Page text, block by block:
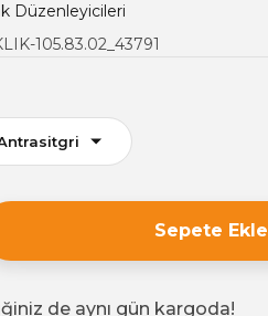
Düzenleyicileri
105.83.02_43791
Sepete Ekle
de aynı gün kargoda!